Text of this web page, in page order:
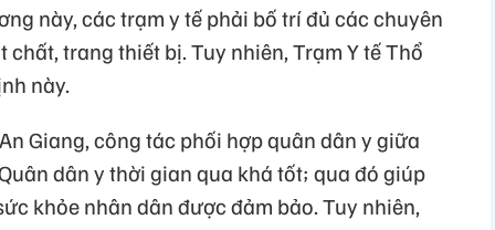
này, các trạm y tế phải bố trí đủ các chuyên
trang thiết bị. Tuy nhiên, Trạm Y tế Thổ
này.
Giang, công tác phối hợp quân dân y giữa
dân y thời gian qua khá tốt; qua đó giúp
khỏe nhân dân được đảm bảo. Tuy nhiên,